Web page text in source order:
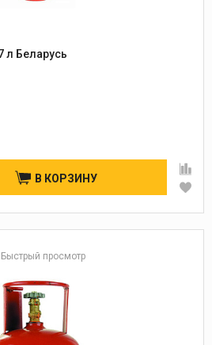
Баллон пропановый 27 л Беларусь
В КОРЗИНУ
Быстрый просмотр